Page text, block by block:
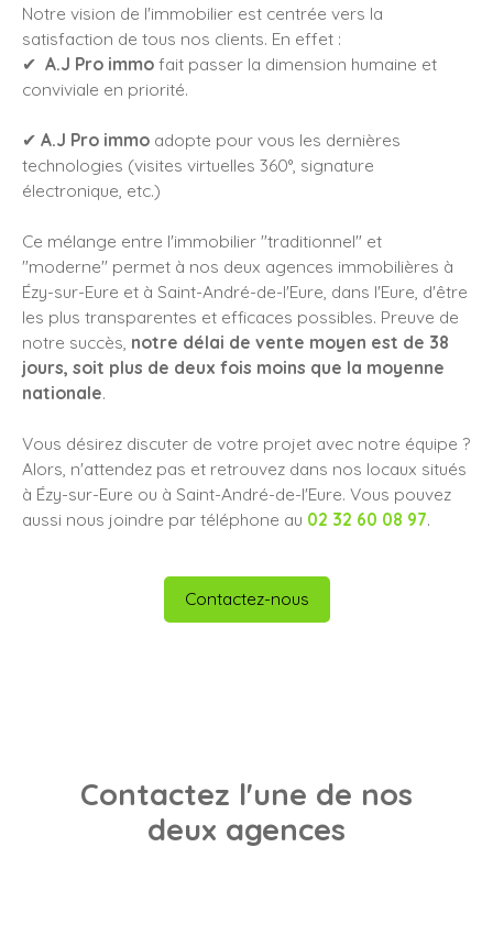
Notre vision de l'immobilier est centrée vers la
satisfaction de tous nos clients. En effet :
✔ A.J Pro immo fait passer la dimension humaine et
conviviale en priorité.
✔ A.J Pro immo adopte pour vous les dernières
technologies (visites virtuelles 360°, signature
électronique, etc.)
Ce mélange entre l'immobilier "traditionnel" et
"moderne" permet à nos deux agences immobilières à
Ézy-sur-Eure et à Saint-André-de-l'Eure, dans l'Eure, d'être
les plus transparentes et efficaces possibles. Preuve de
notre succès, notre délai de vente moyen est de 38
jours, soit plus de deux fois moins que la moyenne
nationale.
Vous désirez discuter de votre projet avec notre équipe ?
Alors, n'attendez pas et retrouvez dans nos locaux situés
à Ézy-sur-Eure ou à Saint-André-de-l'Eure. Vous pouvez
aussi nous joindre par téléphone au 02 32 60 08 97.
Contactez-nous
Contactez l'une de nos
deux agences